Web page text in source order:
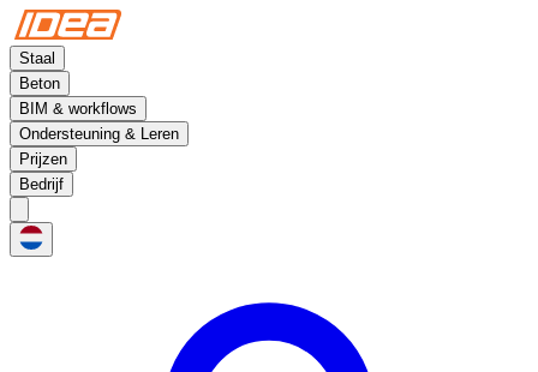
Staal
Beton
BIM & workflows
Ondersteuning & Leren
Prijzen
Bedrijf